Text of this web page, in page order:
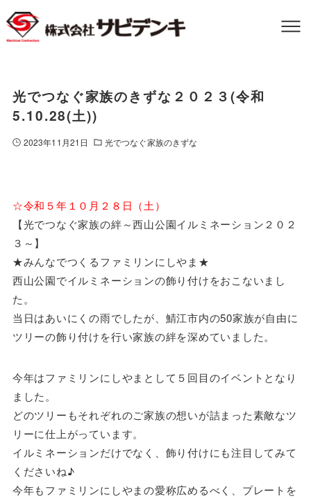
光でつなぐ家族のきずな２０２３(令和
5.10.28(土))
2023年11月21日 光でつなぐ家族のきずな
☆令和５年１０月２８日（土）
【光でつなぐ家族の絆～西山公園イルミネーション２０２
３～】
★みんなでつくるファミリンにしやま★
西山公園でイルミネーションの飾り付けをおこないまし
た。
当日はあいにくの雨でしたが、鯖江市内の50家族が自由に
ツリーの飾り付けを行い家族の絆を深めていました。
今年はファミリンにしやまとして５回目のイベントとなり
ました。
どのツリーもそれぞれのご家族の想いが詰まった素敵なツ
リーに仕上がっています。
イルミネーションだけでなく、飾り付けにも注目してみて
くださいね♪
今年もファミリンにしやまの愛称広めるべく、プレートを